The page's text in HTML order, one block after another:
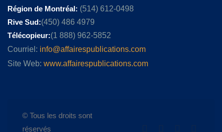
Région de Montréal: (514) 612-0498
Rive Sud:(450) 486 4979
Télécopieur:(1 888) 962-5852
Courriel: info@affairespublications.com
Site Web: www.affairespublications.com
© Tous les droits sont
réservés